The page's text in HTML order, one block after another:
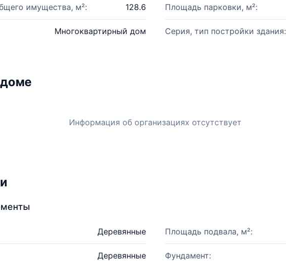
имущества, м²: 128.6 Площадь парковки, м²:
Многоквартирный дом Серия, тип постройки здания:
Информация об организациях отсутствует
Деревянные Площадь подвала, м²:
Деревянные Фундамент: